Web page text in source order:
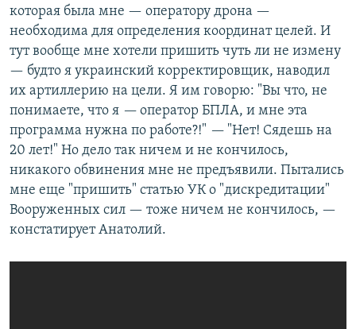
которая была мне — оператору дрона —
необходима для определения координат целей. И
тут вообще мне хотели пришить чуть ли не измену
— будто я украинский корректировщик, наводил
их артиллерию на цели. Я им говорю: "Вы что, не
понимаете, что я — оператор БПЛА, и мне эта
программа нужна по работе?!" — "Нет! Сядешь на
20 лет!" Но дело так ничем и не кончилось,
никакого обвинения мне не предъявили. Пытались
мне еще "пришить" статью УК о "дискредитации"
Вооруженных сил — тоже ничем не кончилось, —
констатирует Анатолий.